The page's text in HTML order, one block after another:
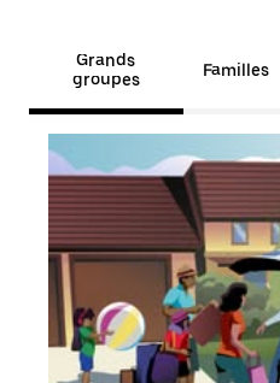
Grands
groupes
Familles